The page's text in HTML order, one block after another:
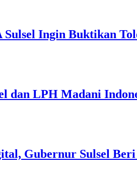
Ingin Buktikan
dan LPH Madani
Gubernur Sulsel